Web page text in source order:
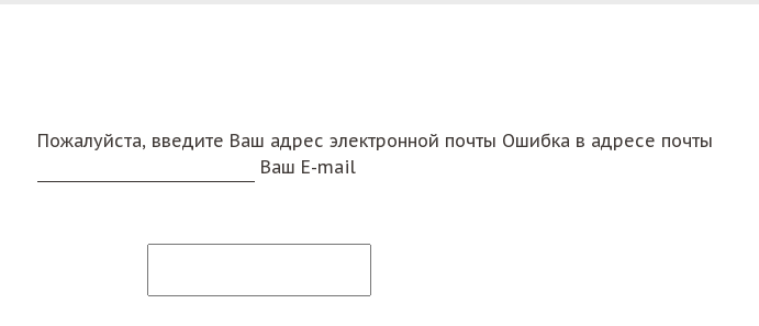
Пожалуйста, введите Ваш адрес электронной почты Ошибка в адресе почты
Ваш E-mail